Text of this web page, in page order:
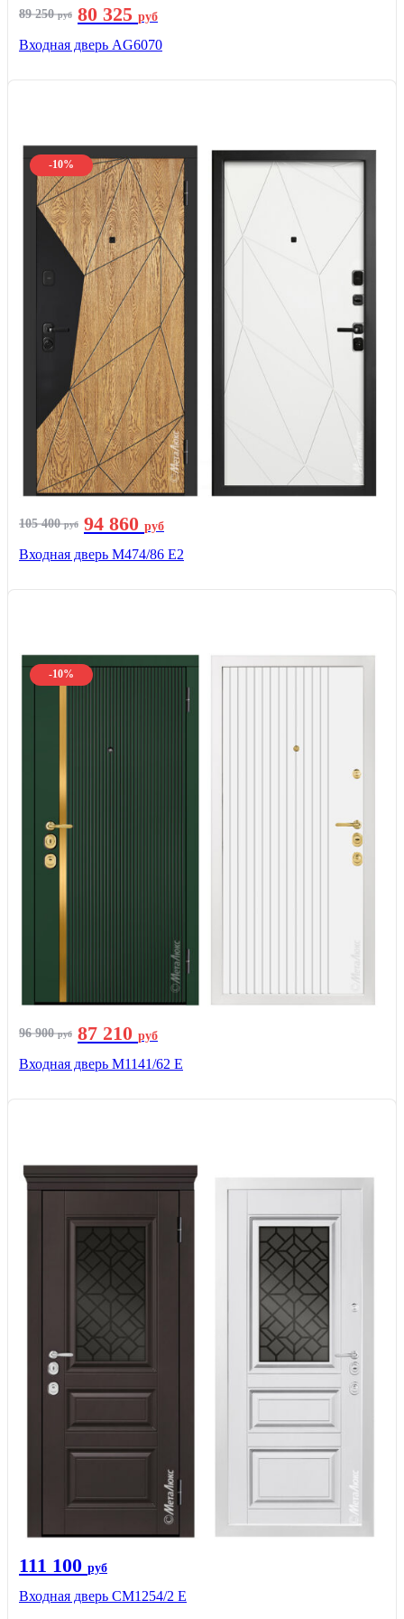
89 250руб 80 325 руб
Входная дверь AG6070
-10%
105 400руб 94 860 руб
Входная дверь М474/86 Е2
-10%
96 900руб 87 210 руб
Входная дверь М1141/62 Е
111 100 руб
Входная дверь СМ1254/2 E